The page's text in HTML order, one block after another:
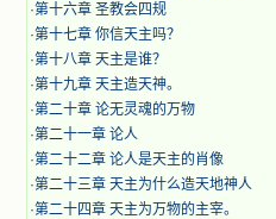
·第十六章 圣教会四规
·第十七章 你信天主吗？
·第十八章 天主是谁？
·第十九章 天主造天神。
·第二十章 论无灵魂的万物
·第二十一章 论人
·第二十二章 论人是天主的肖像
·第二十三章 天主为什么造天地神人
·第二十四章 天主为万物的主宰。